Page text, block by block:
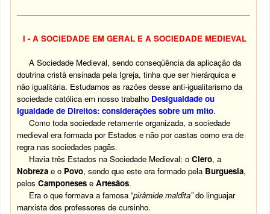
I - A SOCIEDADE EM GERAL E A SOCIEDADE MEDIEVAL
A Sociedade Medieval, sendo conseqüência da aplicação da
doutrina cristã ensinada pela Igreja, tinha que ser hierárquica e
não igualitária. Estudamos as razões desse anti-igualitarismo da
sociedade católica em nosso trabalho Desigualdade ou
Igualdade de Direitos: considerações sobre um mito.
Como toda sociedade retamente organizada, a sociedade
medieval era formada por Estados e não por castas como era de
regra nas sociedades pagãs.
Havia três Estados na Sociedade Medieval: oClero, a
Nobreza e o Povo, sendo que este era formado pela Burguesia,
pelosCamponeses eArtesãos.
Era o que formava a famosa “pirâmide maldita”do linguajar
marxista dos professores de cursinho.